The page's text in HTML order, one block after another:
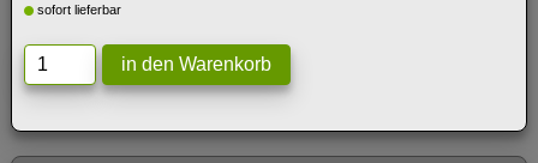
sofort lieferbar